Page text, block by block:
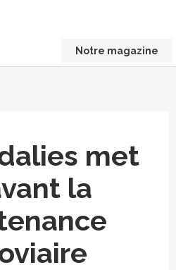
Notre magazine
met
la